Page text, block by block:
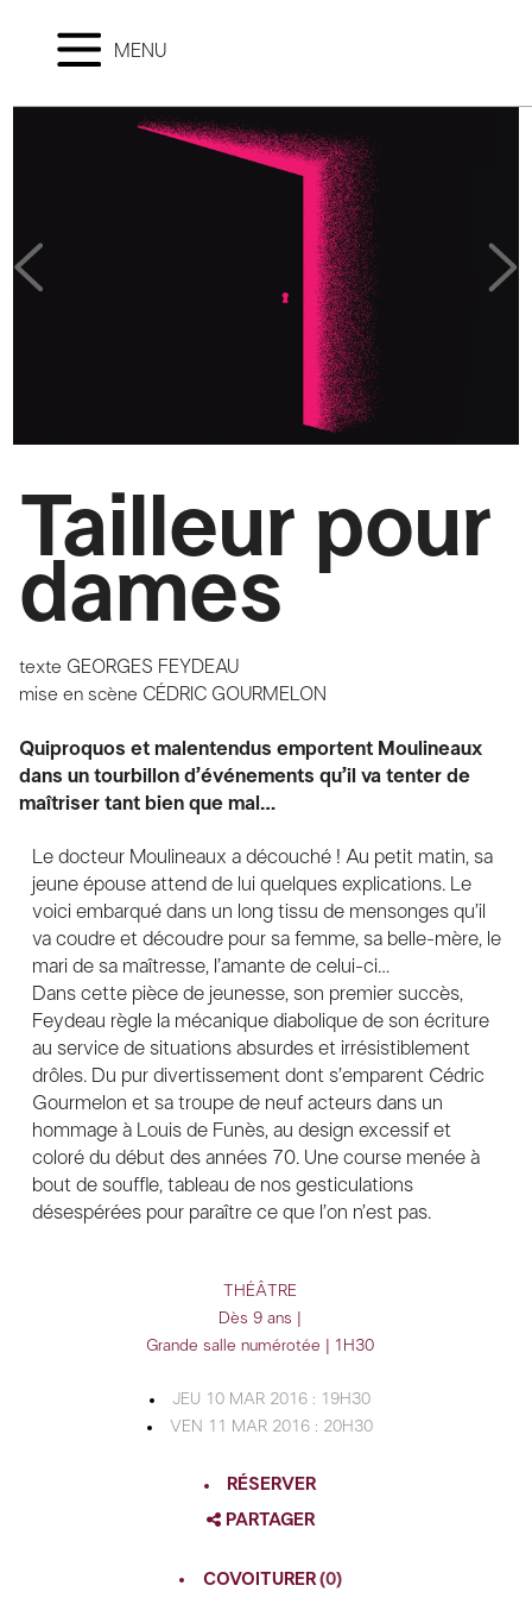
MENU
Tailleur pour
dames
texte GEORGES FEYDEAU
mise en scène CÉDRIC GOURMELON
Quiproquos et malentendus emportent Moulineaux
dans un tourbillon d’événements qu’il va tenter de
maîtriser tant bien que mal…
Le docteur Moulineaux a découché ! Au petit matin, sa
jeune épouse attend de lui quelques explications. Le
voici embarqué dans un long tissu de mensonges qu’il
va coudre et découdre pour sa femme, sa belle-mère, le
mari de sa maîtresse, l’amante de celui-ci…
Dans cette pièce de jeunesse, son premier succès,
Feydeau règle la mécanique diabolique de son écriture
au service de situations absurdes et irrésistiblement
drôles. Du pur divertissement dont s’emparent Cédric
Gourmelon et sa troupe de neuf acteurs dans un
hommage à Louis de Funès, au design excessif et
coloré du début des années 70. Une course menée à
bout de souffle, tableau de nos gesticulations
désespérées pour paraître ce que l’on n’est pas.
THÉÂTRE
Dès 9 ans |
Grande salle numérotée | 1H30
JEU 10 MAR 2016 : 19H30
VEN 11 MAR 2016 : 20H30
RÉSERVER
PARTAGER
COVOITURER(0)